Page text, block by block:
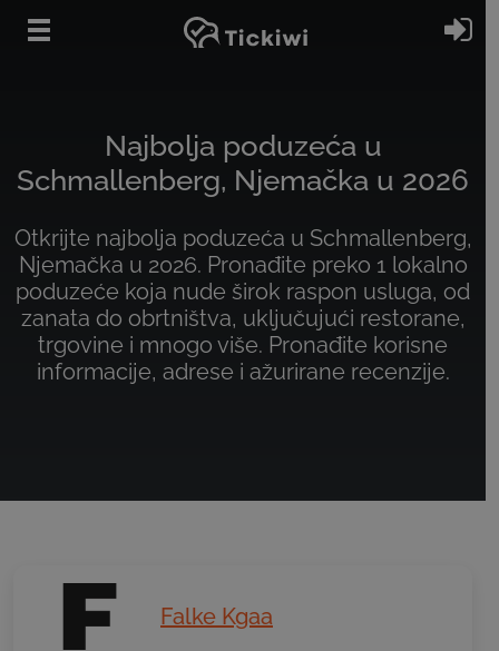
Preskoči na glavni sadržaj
Najbolja poduzeća u
Schmallenberg, Njemačka u 2026
Otkrijte najbolja poduzeća u Schmallenberg,
Njemačka u 2026. Pronađite preko 1 lokalno
poduzeće koja nude širok raspon usluga, od
zanata do obrtništva, uključujući restorane,
trgovine i mnogo više. Pronađite korisne
informacije, adrese i ažurirane recenzije.
Falke Kgaa